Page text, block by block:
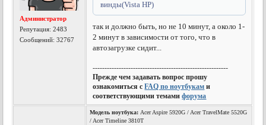
Администратор
Репутация:2483
Сообщений: 32767
винды(Vista HP)
так и должно быть, но не 10 минут, а около 1-
2 минут в зависимости от того, что в
автозагрузке сидит...
---------------------------------------------------------
Прежде чем задавать вопрос прошу
ознакомиться сFAQ по ноутбукам и
соответствующими темамифорума
Модель ноутбука: Acer Aspire 5920G / Acer TravelMate 5520G
/ Acer Timeline 3810T